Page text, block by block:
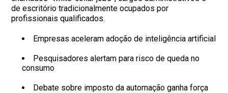
de escritório tradicionalmente ocupados por
profissionais qualificados.
Empresas aceleram adoção de inteligência artificial
Pesquisadores alertam para risco de queda no
consumo
Debate sobre imposto da automação ganha força